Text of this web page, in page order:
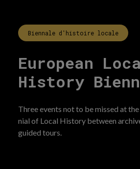
Biennale d'histoire locale
European
History
Three events not to be missed at the
nial of Local History between
guided tours.